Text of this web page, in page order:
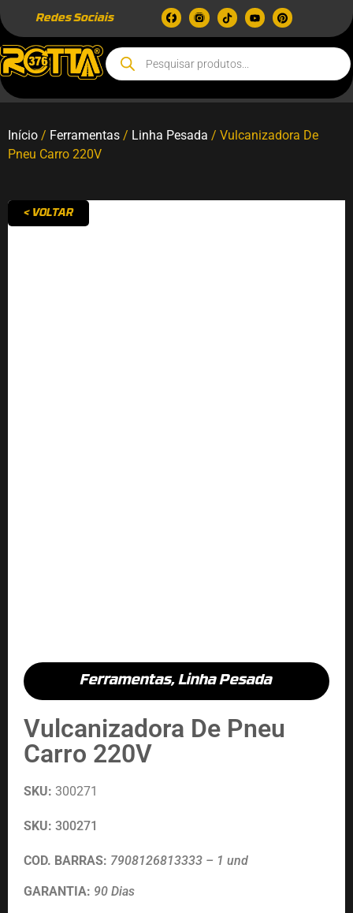
Redes Sociais
Início / Ferramentas / Linha Pesada / Vulcanizadora De
Pneu Carro 220V
< VOLTAR
Ferramentas,Linha Pesada
Vulcanizadora De Pneu
Carro 220V
SKU: 300271
SKU: 300271
COD. BARRAS: 7908126813333 – 1 und
GARANTIA: 90 Dias